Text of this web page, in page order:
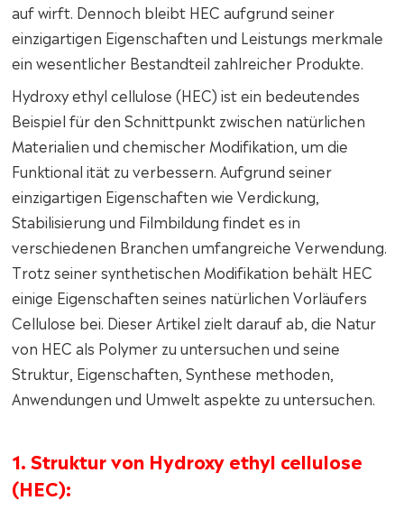
auf wirft. Dennoch bleibt HEC aufgrund seiner
einzigartigen Eigenschaften und Leistungs merkmale
ein wesentlicher Bestandteil zahlreicher Produkte.
Hydroxy ethyl cellulose (HEC) ist ein bedeutendes
Beispiel für den Schnittpunkt zwischen natürlichen
Materialien und chemischer Modifikation, um die
Funktional ität zu verbessern. Aufgrund seiner
einzigartigen Eigenschaften wie Verdickung,
Stabilisierung und Filmbildung findet es in
verschiedenen Branchen umfangreiche Verwendung.
Trotz seiner synthetischen Modifikation behält HEC
einige Eigenschaften seines natürlichen Vorläufers
Cellulose bei. Dieser Artikel zielt darauf ab, die Natur
von HEC als Polymer zu untersuchen und seine
Struktur, Eigenschaften, Synthese methoden,
Anwendungen und Umwelt aspekte zu untersuchen.
1. Struktur von Hydroxy ethyl cellulose
(HEC):